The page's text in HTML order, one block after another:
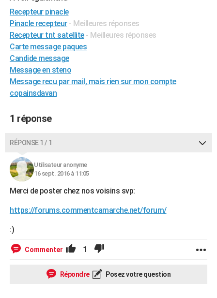
BONS PLANS
CARTE DE VOEUX
Carte de Noël
Carte Bonne année
Carte Saint-Valentin
Carte Pâques
Carte d'anniversaire
DICTIONNAIRE
Dictionnaire
Biographies
Citations
Expressions
Proverbes
PROGRAMME TV
S'inscrire
Se connecter
Lycées
Collèges
Primaires
Universités
Entreprises
Service militaire
Avis de recherche
AVIS DE DÉCÈS
FORUM
Bricolage
Lifestyle
Culture
Sport
Auto
Television
Voyage
Cinema
Recepteur pinacle
Pinacle recepteur - Meilleures réponses
Recepteur tnt satellite - Meilleures réponses
Carte message paques
Candide message
Message en steno
Message recu par mail, mais rien sur mon compte
copainsdavan
1 réponse
RÉPONSE 1 / 1
Utilisateur anonyme
16 sept. 2016 à 11:05
Merci de poster chez nos voisins svp:
https://forums.commentcamarche.net/forum/
:)
Commenter 1
Répondre Posez votre question